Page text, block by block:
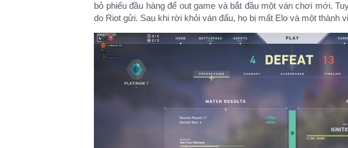
bỏ phiếu đầu hàng để out game và bắt đầu một ván chơi mới.
do Riot gửi. Sau khi rời khỏi ván đấu, họ bị mất Elo và một thành